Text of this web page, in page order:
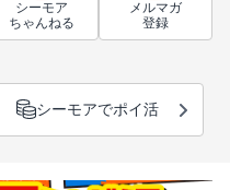
シーモア
ちゃんねる
メルマガ
登録
シーモアでポイ活